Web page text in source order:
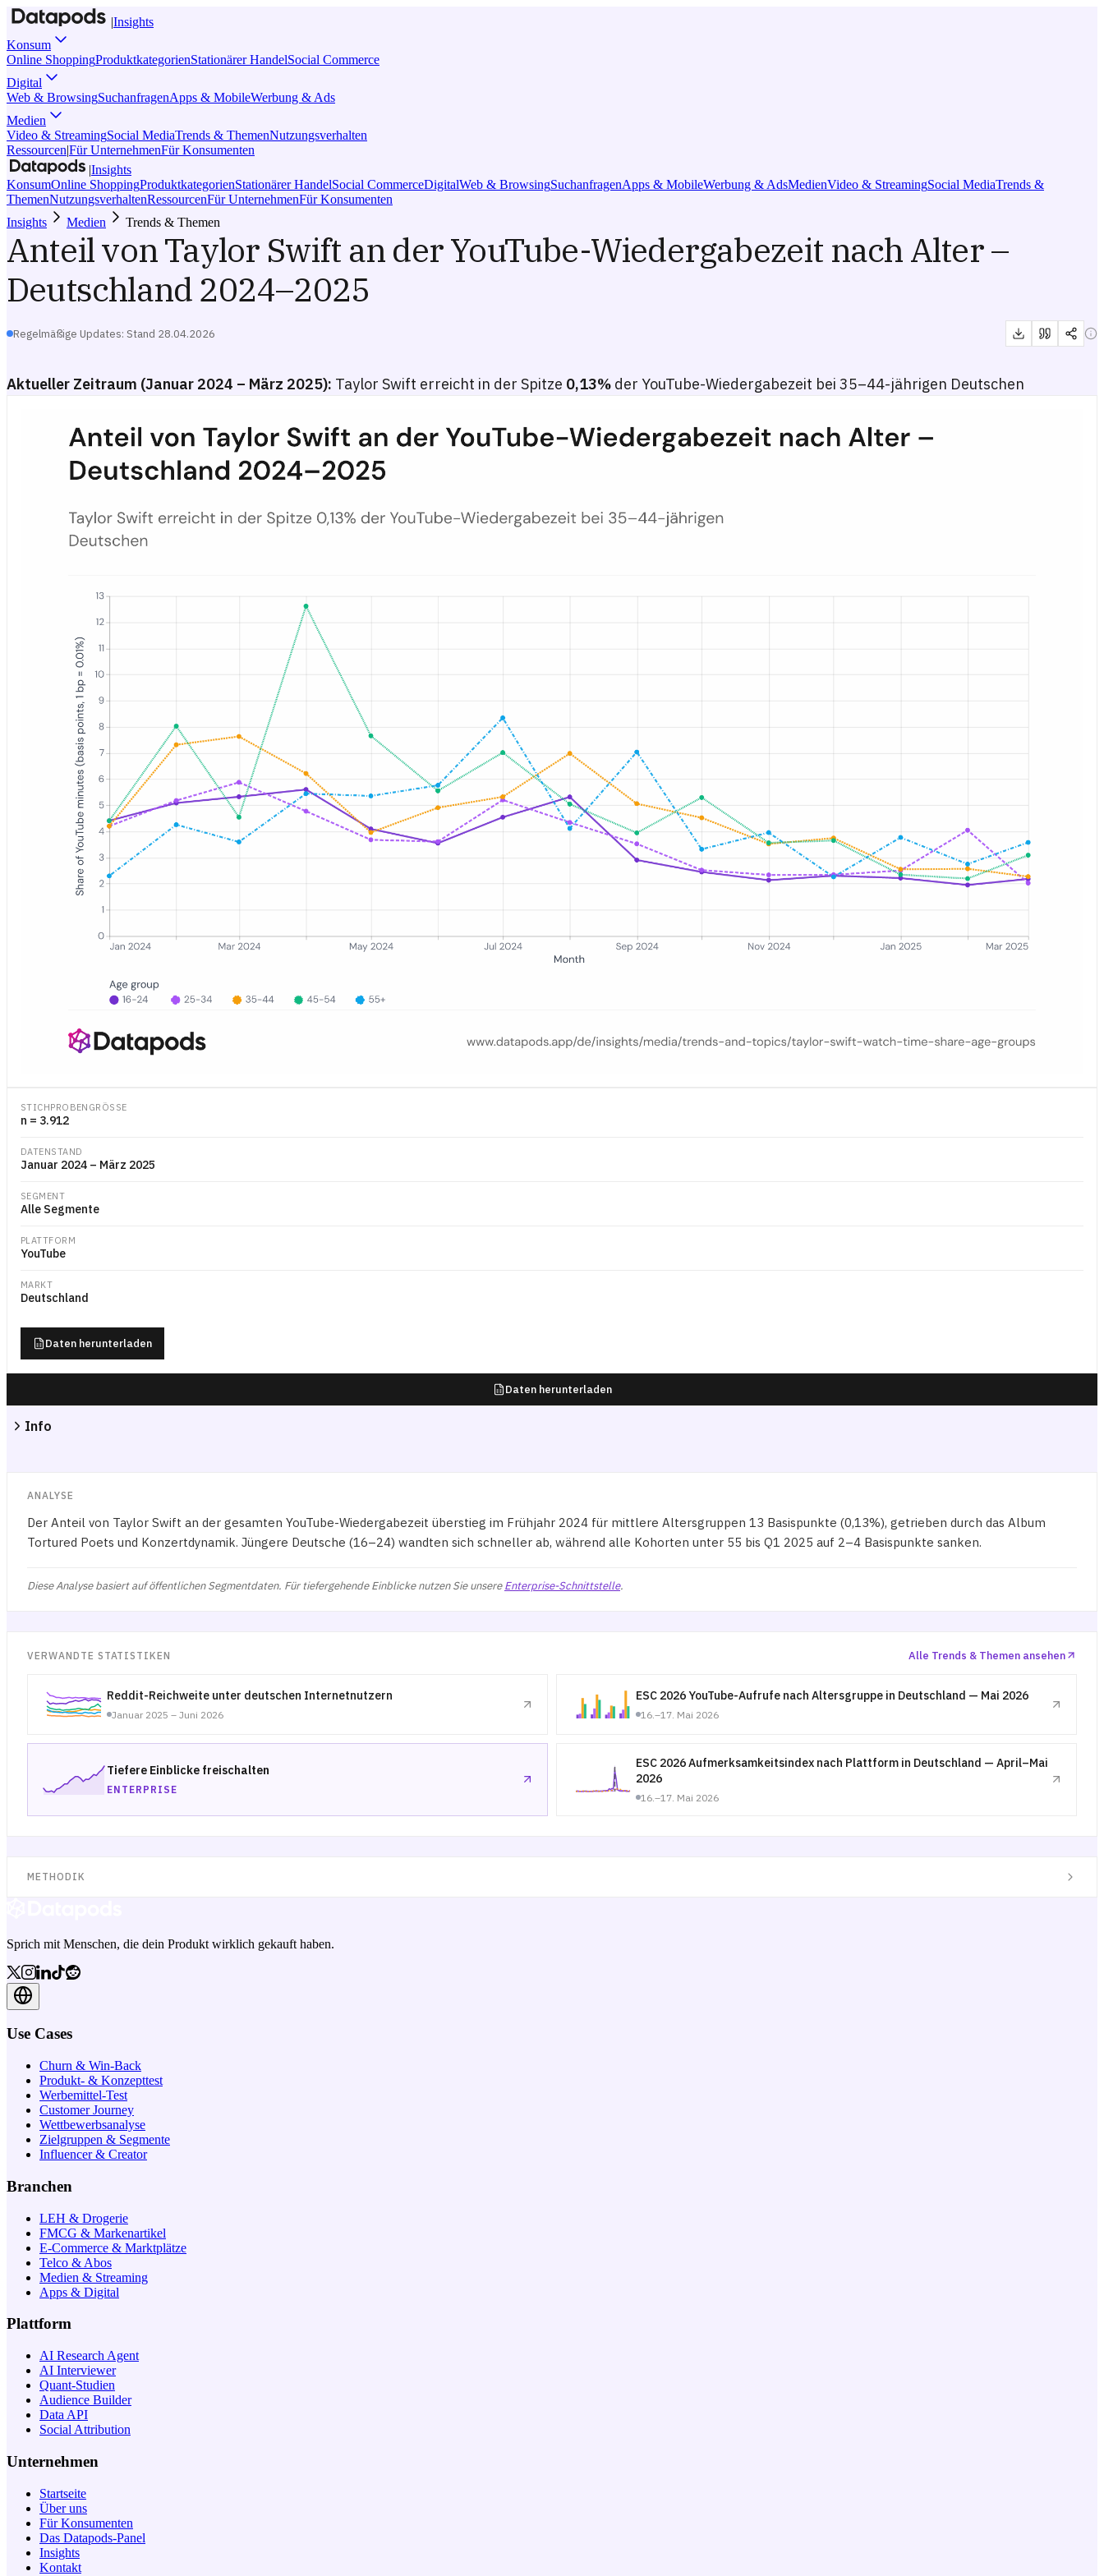
|Insights
Konsum
Online ShoppingProduktkategorienStationärer HandelSocial Commerce
Digital
Web & BrowsingSuchanfragenApps & MobileWerbung & Ads
Medien
Video & StreamingSocial MediaTrends & ThemenNutzungsverhalten
Ressourcen|Für UnternehmenFür Konsumenten
|Insights
KonsumOnline ShoppingProduktkategorienStationärer HandelSocial CommerceDigitalWeb & BrowsingSuchanfragenApps & MobileWerbung & AdsMedienVideo & StreamingSocial MediaTrends &
ThemenNutzungsverhaltenRessourcenFür UnternehmenFür Konsumenten
Insights
Medien Trends & Themen
Anteil von Taylor Swift an der YouTube-Wiedergabezeit nach Alter –
Deutschland 2024–2025
Regelmäßige Updates: Stand 28.04.2026
Aktueller Zeitraum (Januar 2024 – März 2025): Taylor Swift erreicht in der Spitze 0,13% der YouTube-Wiedergabezeit bei 35–44-jährigen Deutschen
STICHPROBENGRÖSSE
n = 3.912
DATENSTAND
Januar 2024 – März 2025
SEGMENT
Alle Segmente
PLATTFORM
YouTube
MARKT
Deutschland
Daten herunterladen
Daten herunterladen
Info
ANALYSE
Der Anteil von Taylor Swift an der gesamten YouTube-Wiedergabezeit überstieg im Frühjahr 2024 für mittlere Altersgruppen 13 Basispunkte (0,13%), getrieben durch das Album
Tortured Poets und Konzertdynamik. Jüngere Deutsche (16–24) wandten sich schneller ab, während alle Kohorten unter 55 bis Q1 2025 auf 2–4 Basispunkte sanken.
Diese Analyse basiert auf öffentlichen Segmentdaten. Für tiefergehende Einblicke nutzen Sie unsereEnterprise-Schnittstelle.
VERWANDTE STATISTIKEN Alle Trends & Themen ansehen
Reddit-Reichweite unter deutschen Internetnutzern
Januar 2025 – Juni 2026
ESC 2026 YouTube-Aufrufe nach Altersgruppe in Deutschland — Mai 2026
16.–17. Mai 2026
Tiefere Einblicke freischalten
ENTERPRISE
ESC 2026 Aufmerksamkeitsindex nach Plattform in Deutschland — April–Mai
2026
16.–17. Mai 2026
METHODIK
Sprich mit Menschen, die dein Produkt wirklich gekauft haben.
Use Cases
Churn & Win-Back
Produkt- & Konzepttest
Werbemittel-Test
Customer Journey
Wettbewerbsanalyse
Zielgruppen & Segmente
Influencer & Creator
Branchen
LEH & Drogerie
FMCG & Markenartikel
E-Commerce & Marktplätze
Telco & Abos
Medien & Streaming
Apps & Digital
Plattform
AI Research Agent
AI Interviewer
Quant-Studien
Audience Builder
Data API
Social Attribution
Unternehmen
Startseite
Über uns
Für Konsumenten
Das Datapods-Panel
Insights
Kontakt